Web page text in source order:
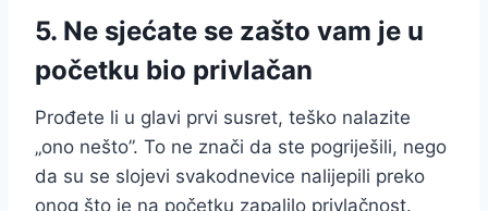
5. Ne sjećate se zašto vam je u
početku bio privlačan
Prođete li u glavi prvi susret, teško nalazite
„ono nešto”. To ne znači da ste pogriješili, nego
da su se slojevi svakodnevice nalijepili preko
onog što je na početku zapalilo privlačnost.